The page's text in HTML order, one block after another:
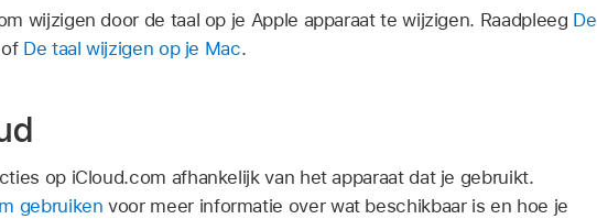
wijzigen door de taal op je Apple apparaat te wijzigen. Raadpleeg De
of De taal wijzigen op je Mac.
op iCloud.com afhankelijk van het apparaat dat je gebruikt.
gebruiken voor meer informatie over wat beschikbaar is en hoe je